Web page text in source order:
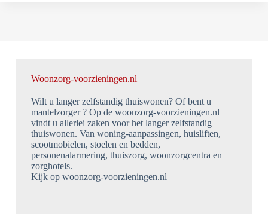
Woonzorg-voorzieningen.nl
Wilt u langer zelfstandig thuiswonen? Of bent u
mantelzorger ? Op de woonzorg-voorzieningen.nl
vindt u allerlei zaken voor het langer zelfstandig
thuiswonen. Van woning-aanpassingen, huisliften,
scootmobielen, stoelen en bedden,
personenalarmering, thuiszorg, woonzorgcentra en
zorghotels.
Kijk op woonzorg-voorzieningen.nl